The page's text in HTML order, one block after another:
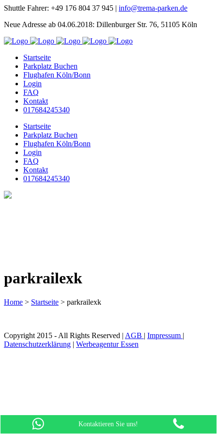
Shuttle Fahrer: +49 176 804 37 945 | info@trema-parken.de
Neue Adresse ab 04.06.2018: Dillenburger Str. 76, 51105 Köln
Startseite
Parkplatz Buchen
Flughafen Köln/Bonn
Login
FAQ
Kontakt
017684245340
Startseite
Parkplatz Buchen
Flughafen Köln/Bonn
Login
FAQ
Kontakt
017684245340
parkrailexk
Home > Startseite > parkrailexk
Copyright 2015 - All Rights Reserved | AGB | Impressum |
Datenschutzerklärung | Werbeagentur Essen
Kontaktieren Sie uns!